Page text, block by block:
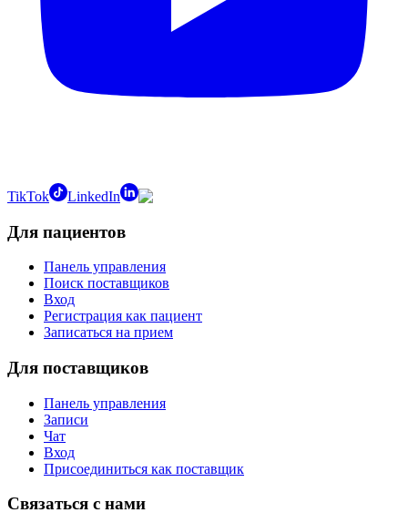
TikTok LinkedIn
Для пациентов
Панель управления
Поиск поставщиков
Вход
Регистрация как пациент
Записаться на прием
Для поставщиков
Панель управления
Записи
Чат
Вход
Присоединиться как поставщик
Связаться с нами